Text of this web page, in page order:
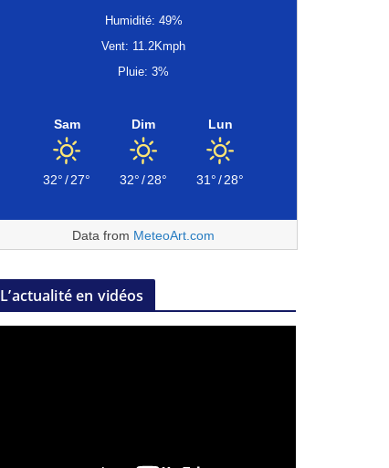
Humidité: 49%
Vent: 11.2Kmph
Pluie: 3%
Sam
32°/27°
Dim
32°/28°
Lun
31°/28°
Data from MeteoArt.com
L’actualité en vidéos